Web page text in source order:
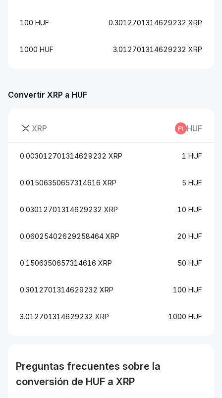
Convertir XRP a HUF
XRP HUF
0.003012701314629232 XRP 1 HUF
0.01506350657314616 XRP 5 HUF
0.03012701314629232 XRP 10 HUF
0.06025402629258464 XRP 20 HUF
0.1506350657314616 XRP 50 HUF
0.3012701314629232 XRP 100 HUF
3.012701314629232 XRP 1000 HUF
100 HUF 0.3012701314629232 XRP
1000 HUF 3.012701314629232 XRP
Preguntas frecuentes sobre la
conversión de HUF a XRP